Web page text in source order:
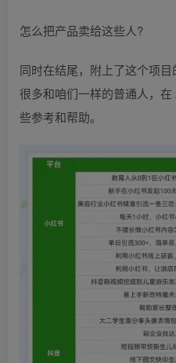
怎么把产品卖给这些人?
同时在结尾，附上了这个项
很多和咱们一样的普通人，
些参考和帮助。